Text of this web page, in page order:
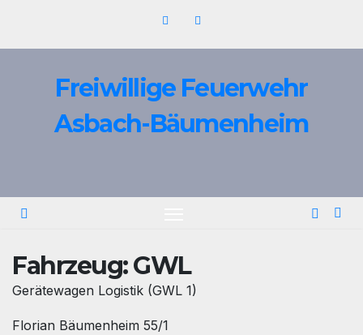
Freiwillige Feuerwehr
Asbach-Bäumenheim
Fahrzeug:GWL
Gerätewagen Logistik (GWL 1)
Florian Bäumenheim 55/1